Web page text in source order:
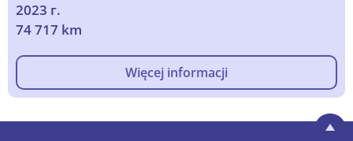
2023 г.
74 717 km
Więcej informacji